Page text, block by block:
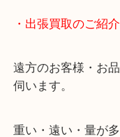
物を整理するケ
当店ではそうい
使わないものを